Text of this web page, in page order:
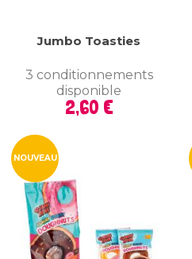
Jumbo Toasties
3 conditionnements
disponible
Prix
2,60 €
NOUVEAU